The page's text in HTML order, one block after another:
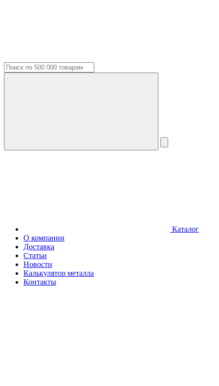
Каталог
О компании
Доставка
Статьи
Новости
Калькулятор металла
Контакты